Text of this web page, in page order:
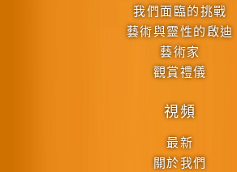
我們面臨的挑戰
藝術與靈性的啟迪
藝術家
觀賞禮儀
視頻
最新
關於我們